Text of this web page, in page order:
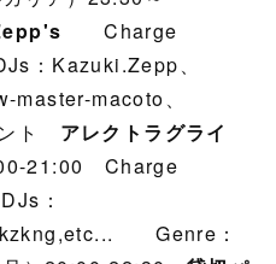
Charge
：Kazuki.Zepp、
master-macoto、
ト アレクトラグライ
21:00 Charge
：
Genre：